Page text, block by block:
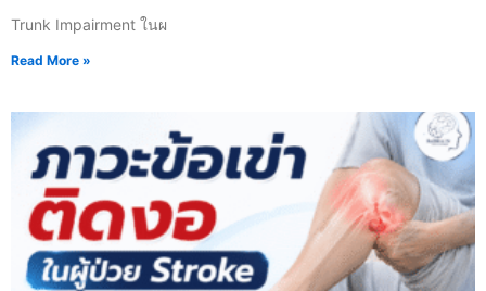
Trunk Impairment ในผ
Read More »